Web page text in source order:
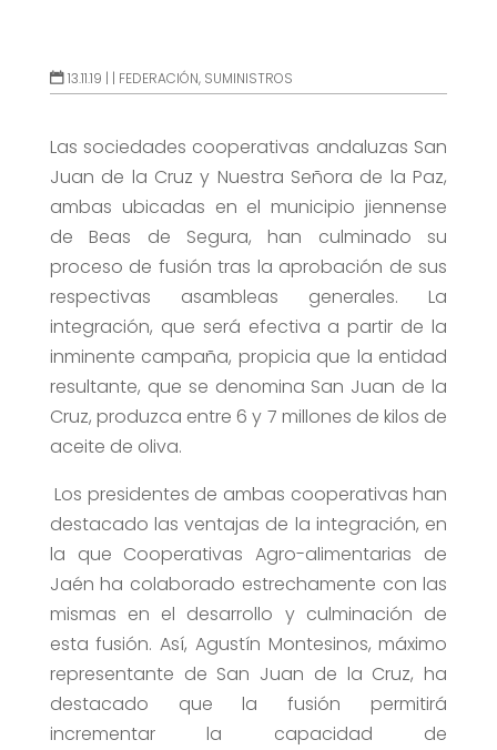
13.11.19 | | FEDERACIÓN, SUMINISTROS
Las sociedades cooperativas andaluzas San
Juan de la Cruz y Nuestra Señora de la Paz,
ambas ubicadas en el municipio jiennense
de Beas de Segura, han culminado su
proceso de fusión tras la aprobación de sus
respectivas asambleas generales. La
integración, que será efectiva a partir de la
inminente campaña, propicia que la entidad
resultante, que se denomina San Juan de la
Cruz, produzca entre 6 y 7 millones de kilos de
aceite de oliva.
Los presidentes de ambas cooperativas han
destacado las ventajas de la integración, en
la que Cooperativas Agro-alimentarias de
Jaén ha colaborado estrechamente con las
mismas en el desarrollo y culminación de
esta fusión. Así, Agustín Montesinos, máximo
representante de San Juan de la Cruz, ha
destacado que la fusión permitirá
incrementar la capacidad de